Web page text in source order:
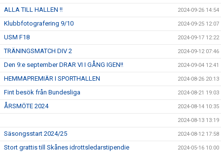
ALLA TILL HALLEN !! 2024-09-26 14:54
Klubbfotografering 9/10 2024-09-25 12:07
USM F18 2024-09-17 12:22
TRÄNINGSMATCH DIV 2 2024-09-12 07:46
Den 9:e september DRAR VI I GÅNG IGEN!! 2024-09-04 12:41
HEMMAPREMIÄR I SPORTHALLEN 2024-08-26 20:13
Fint besök från Bundesliga 2024-08-21 19:03
ÅRSMÖTE 2024 2024-08-14 10:35
2024-08-13 13:19
Säsongsstart 2024/25 2024-08-12 17:58
Stort grattis till Skånes idrottsledarstipendie 2024-05-16 10:00